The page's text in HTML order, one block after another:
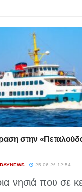
στην
25-06-26 12:54
νησιά που σε